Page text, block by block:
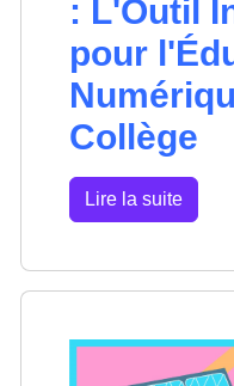
: L'Outil
pour
Collège
Lire la suite